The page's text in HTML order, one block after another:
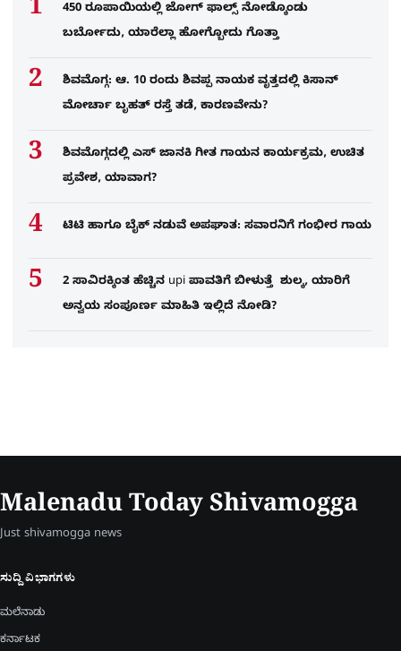
450 ರೂಪಾಯಿಯಲ್ಲಿ ಜೋಗ್​ ಫಾಲ್ಸ್​ ನೋಡ್ಕೊಂಡು
ಬರ್ಬೋದು, ಯಾರೆಲ್ಲಾ ಹೋಗ್ಬೋದು ಗೊತ್ತಾ
ಶಿವಮೊಗ್ಗ: ಆ. 10 ರಂದು ಶಿವಪ್ಪ ನಾಯಕ ವೃತ್ತದಲ್ಲಿ ಕಿಸಾನ್
ಮೋರ್ಚಾ ಬೃಹತ್ ರಸ್ತೆ ತಡೆ, ಕಾರಣವೇನು?
ಶಿವಮೊಗ್ಗದಲ್ಲಿ ಎಸ್​ ಜಾನಕಿ ಗೀತ ಗಾಯನ ಕಾರ್ಯಕ್ರಮ, ಉಚಿತ
ಪ್ರವೇಶ, ಯಾವಾಗ?
ಟಿಟಿ ಹಾಗೂ ಬೈಕ್ ನಡುವೆ ಅಪಘಾತ: ಸವಾರನಿಗೆ ಗಂಭೀರ ಗಾಯ
2 ಸಾವಿರಕ್ಕಿಂತ ಹೆಚ್ಚಿನ upi ಪಾವತಿಗೆ ಬೀಳುತ್ತೆ ಶುಲ್ಕ, ಯಾರಿಗೆ
ಅನ್ವಯ ಸಂಪೂರ್ಣ ಮಾಹಿತಿ ಇಲ್ಲಿದೆ ನೋಡಿ?
Malenadu Today Shivamogga
Just shivamogga news
ಸುದ್ದಿ ವಿಭಾಗಗಳು
ಮಲೆನಾಡು
ಕರ್ನಾಟಕ